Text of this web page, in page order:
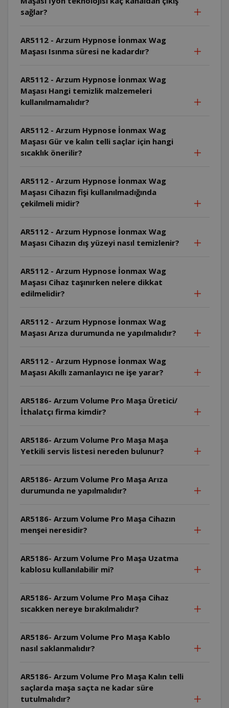
sağlar?
AR5112 - Arzum Hypnose İonmax Wag
Maşası Isınma süresi ne kadardır?
AR5112 - Arzum Hypnose İonmax Wag
Maşası Hangi temizlik malzemeleri
kullanılmamalıdır?
AR5112 - Arzum Hypnose İonmax Wag
Maşası Gür ve kalın telli saçlar için hangi
sıcaklık önerilir?
AR5112 - Arzum Hypnose İonmax Wag
Maşası Cihazın fişi kullanılmadığında
çekilmeli midir?
AR5112 - Arzum Hypnose İonmax Wag
Maşası Cihazın dış yüzeyi nasıl temizlenir?
AR5112 - Arzum Hypnose İonmax Wag
Maşası Cihaz taşınırken nelere dikkat
edilmelidir?
AR5112 - Arzum Hypnose İonmax Wag
Maşası Arıza durumunda ne yapılmalıdır?
AR5112 - Arzum Hypnose İonmax Wag
Maşası Akıllı zamanlayıcı ne işe yarar?
AR5186- Arzum Volume Pro Maşa Üretici/
İthalatçı firma kimdir?
AR5186- Arzum Volume Pro Maşa Maşa
Yetkili servis listesi nereden bulunur?
AR5186- Arzum Volume Pro Maşa Arıza
durumunda ne yapılmalıdır?
AR5186- Arzum Volume Pro Maşa Cihazın
menşei neresidir?
AR5186- Arzum Volume Pro Maşa Uzatma
kablosu kullanılabilir mi?
AR5186- Arzum Volume Pro Maşa Cihaz
sıcakken nereye bırakılmalıdır?
AR5186- Arzum Volume Pro Maşa Kablo
nasıl saklanmalıdır?
AR5186- Arzum Volume Pro Maşa Kalın telli
saçlarda maşa saçta ne kadar süre
tutulmalıdır?